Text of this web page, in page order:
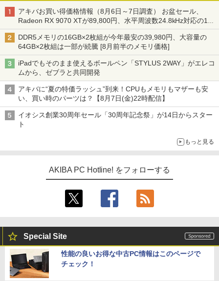
アキバお買い得価格情報（8月6日～7日調査） お盆セール、
Radeon RX 9070 XTが89,800円、水平周波数24.8kHz対応の17
型モニターが9,801円、暑さ指数連動セール ほか
DDR5メモリの16GB×2枚組が今年最安の39,980円、大容量の
64GB×2枚組は一部が続騰 [8月前半のメモリ価格]
iPadでもそのまま使えるボールペン「STYLUS 2WAY」がエレコ
ムから、ゼブラと共同開発
アキバに“夏の特価ラッシュ”到来！CPUもメモリもマザーも安
い、買い時のパーツは？【8月7日(金)22時配信】
イオシス創業30周年セール「30周年記念祭」が14日からスター
ト
もっと見る
AKIBA PC Hotline! をフォローする
Special Site
性能の良いお得な中古PC情報はこのページで
チェック！